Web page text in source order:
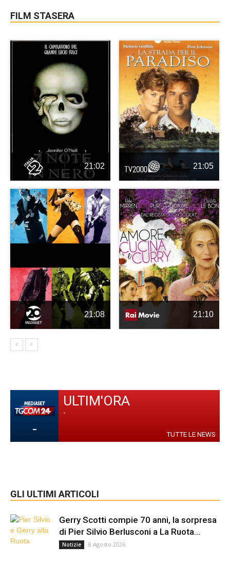
FILM STASERA
21:02 21:05
21:08 21:10
-
ULTIM'ORA
-
TUTTE LE NEWS
GLI ULTIMI ARTICOLI
Gerry Scotti compie 70 anni, la sorpresa
di Pier Silvio Berlusconi a La Ruota...
Notizie 8 Agosto 2026